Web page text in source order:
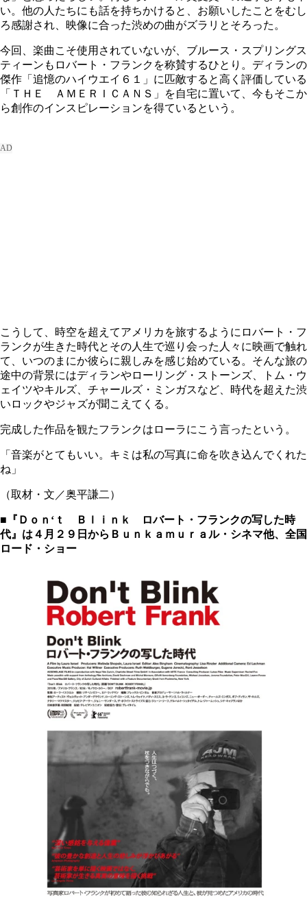
い。他の人たちにも話を持ちかけると、お願いしたことをむし
ろ感謝され、映像に合った渋めの曲がズラリとそろった。
今回、楽曲こそ使用されていないが、ブルース・スプリングス
ティーンもロバート・フランクを称賛するひとり。ディランの
傑作「追憶のハイウエイ６１」に匹敵すると高く評価している
「ＴＨＥ ＡＭＥＲＩＣＡＮＳ」を自宅に置いて、今もそこか
ら創作のインスピレーションを得ているという。
こうして、時空を超えてアメリカを旅するようにロバート・フ
ランクが生きた時代とその人生で巡り会った人々に映画で触れ
て、いつのまにか彼らに親しみを感じ始めている。そんな旅の
途中の背景にはディランやローリング・ストーンズ、トム・ウ
ェイツやキルズ、チャールズ・ミンガスなど、時代を超えた渋
いロックやジャズが聞こえてくる。
完成した作品を観たフランクはローラにこう言ったという。
「音楽がとてもいい。キミは私の写真に命を吹き込んでくれた
ね」
（取材・文／奥平謙二）
■『Ｄｏｎ‘ｔ Ｂｌｉｎｋ ロバート・フランクの写した時
代』は４月２９日からＢｕｎｋａｍｕｒａル・シネマ他、全国
ロード・ショー